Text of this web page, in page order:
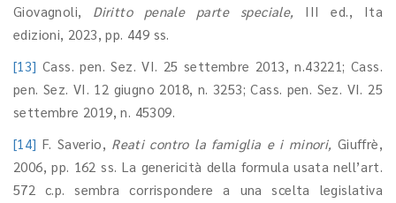
Giovagnoli, Diritto penale parte speciale, III ed., Ita
edizioni, 2023, pp. 449 ss.
[13] Cass. pen. Sez. VI. 25 settembre 2013, n.43221; Cass.
pen. Sez. VI. 12 giugno 2018, n. 3253; Cass. pen. Sez. VI. 25
settembre 2019, n. 45309.
[14] F. Saverio, Reati contro la famiglia e i minori, Giuffrè,
2006, pp. 162 ss. La genericità della formula usata nell’art.
572 c.p. sembra corrispondere a una scelta legislativa